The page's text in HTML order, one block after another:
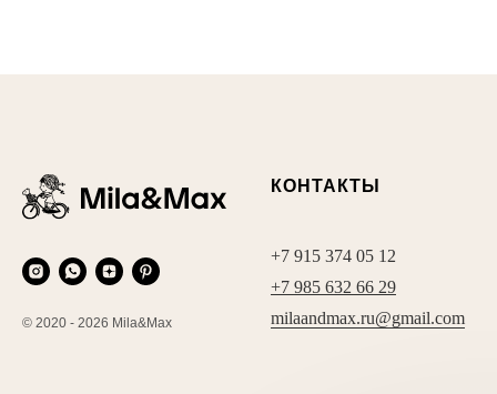
© 2020 - 2026 Mila&Max
КОНТАКТЫ
+7 915 374 05 12
+7 985 632 66 29
milaandmax.ru@gmail.com